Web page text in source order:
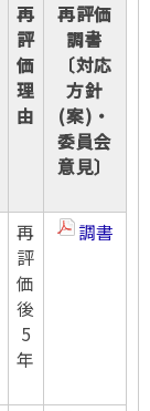
再
評
価
理
由
再評価
調書
〔対応
方針
(案)・
委員会
意見〕
再
評
価
後
5
年
調書